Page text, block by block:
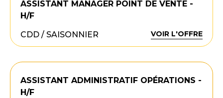
ASSISTANT MANAGER POINT DE VENTE -
H/F
CDD / SAISONNIER
VOIR L'OFFRE
ASSISTANT ADMINISTRATIF OPÉRATIONS -
H/F